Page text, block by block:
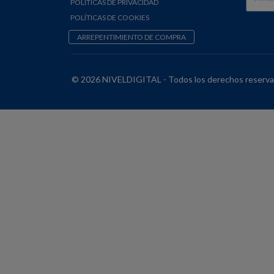
POLÍTICAS DE PRIVACIDAD
POLÍTICAS DE COOKIES
ARREPENTIMIENTO DE COMPRA
© 2026 NIVELDIGITAL - Todos los derechos